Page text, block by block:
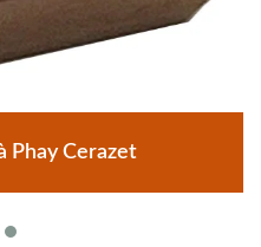
Phay Cerazet